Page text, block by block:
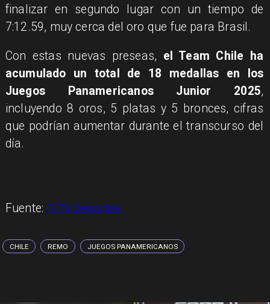
finalizar en segundo lugar con un tiempo de
7:12.59, muy cerca del oro que fue para Brasil.
Con estas nuevas preseas, el Team Chile ha
acumulado un total de 18 medallas en los
Juegos Panamericanos Junior 2025,
incluyendo 8 oros, 5 platas y 5 bronces, cifras
que podrían aumentar durante el transcurso del
día.
Fuente:ADN Deportes
CHILE REMO JUEGOS PANAMERICANOS